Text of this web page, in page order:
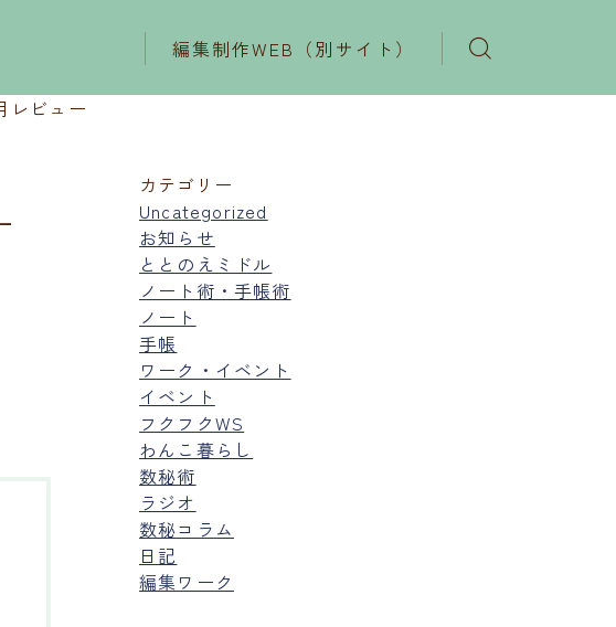
編集制作WEB（別サイト）
レビュー
カテゴリー
Uncategorized
お知らせ
ととのえミドル
ノート術・手帳術
ノート
手帳
ワーク・イベント
イベント
フクフクWS
わんこ暮らし
数秘術
ラジオ
数秘コラム
日記
編集ワーク